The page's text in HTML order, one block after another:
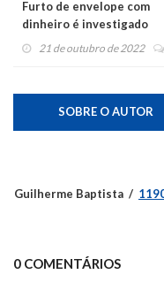
Furto de envelope com
dinheiro é investigado
21 de outubro de 2022
SOBRE O AUTOR
Guilherme Baptista
0 COMENTÁRIOS